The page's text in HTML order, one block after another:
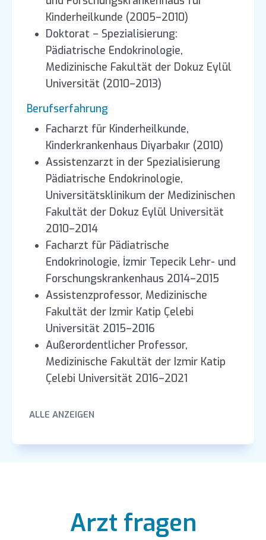
Kinderheilkunde (2005–2010)
Doktorat – Spezialisierung:
Pädiatrische Endokrinologie,
Medizinische Fakultät der Dokuz Eylül
Universität (2010–2013)
Berufserfahrung
Facharzt für Kinderheilkunde,
Kinderkrankenhaus Diyarbakır (2010)
Assistenzarzt in der Spezialisierung
Pädiatrische Endokrinologie,
Universitätsklinikum der Medizinischen
Fakultät der Dokuz Eylül Universität
2010–2014
Facharzt für Pädiatrische
Endokrinologie, İzmir Tepecik Lehr- und
Forschungskrankenhaus 2014–2015
Assistenzprofessor, Medizinische
Fakultät der Izmir Katip Çelebi
Universität 2015–2016
Außerordentlicher Professor,
Medizinische Fakultät der Izmir Katip
Çelebi Universität 2016–2021
Pädiatrische Endokrinologie, Ulus Liv
Außerordentlicher Professor für
ALLE ANZEIGEN
Arzt fragen